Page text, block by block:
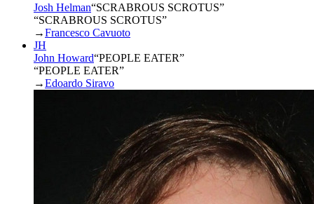
Josh Helman“SCRABROUS SCROTUS”
“SCRABROUS SCROTUS”
→Francesco Cavuoto
JH
John Howard“PEOPLE EATER”
“PEOPLE EATER”
→Edoardo Siravo